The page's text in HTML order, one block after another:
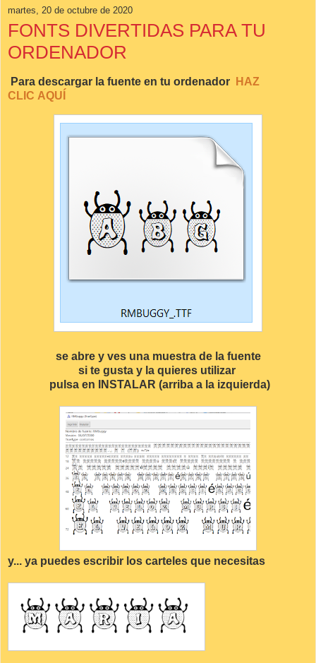
martes, 20 de octubre de 2020
FONTS DIVERTIDAS PARA TU
ORDENADOR
Para descargar la fuente en tu ordenador
HAZ
CLIC AQUÍ
se abre y ves una muestra de la fuente
si te gusta y la quieres utilizar
pulsa en INSTALAR (arriba a la izquierda)
y... ya puedes escribir los carteles que necesitas